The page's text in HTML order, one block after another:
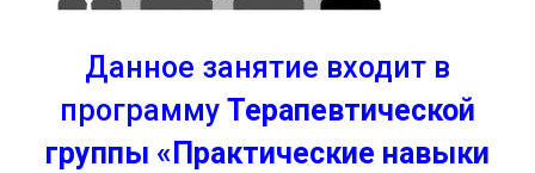
Данное занятие входит в
программу Терапевтической
группы «Практические навыки